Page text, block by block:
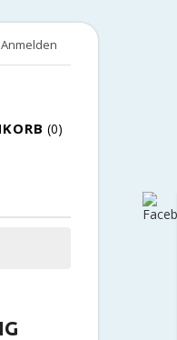
Anmelden
0